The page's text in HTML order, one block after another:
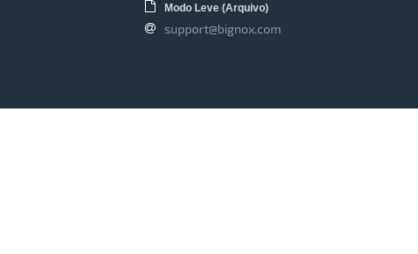
Modo Leve (Arquivo)
support@bignox.com